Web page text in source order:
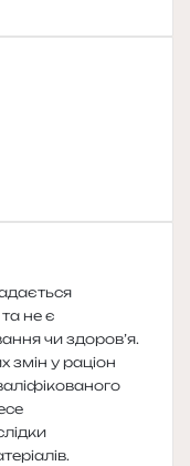
не є
чи здоров’я.
у раціон